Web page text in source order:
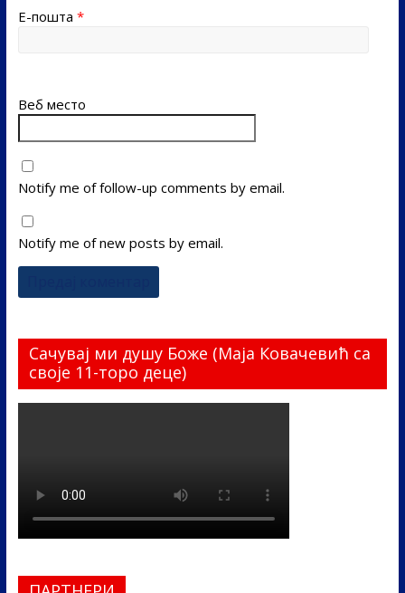
Е-пошта *
Веб место
Notify me of follow-up comments by email.
Notify me of new posts by email.
Сачувај ми душу Боже (Маја Ковачевић са
своје 11-торо деце)